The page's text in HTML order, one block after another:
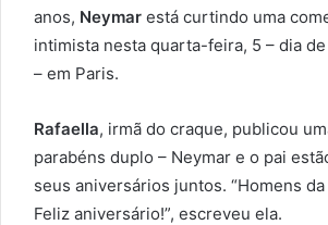
anos, Neymar está curtindo uma
intimista nesta quarta-feira, 5 – dia
– em Paris.
Rafaella, irmã do craque, publicou
parabéns duplo – Neymar e o pai
seus aniversários juntos. “Homens
Feliz aniversário!”, escreveu ela.